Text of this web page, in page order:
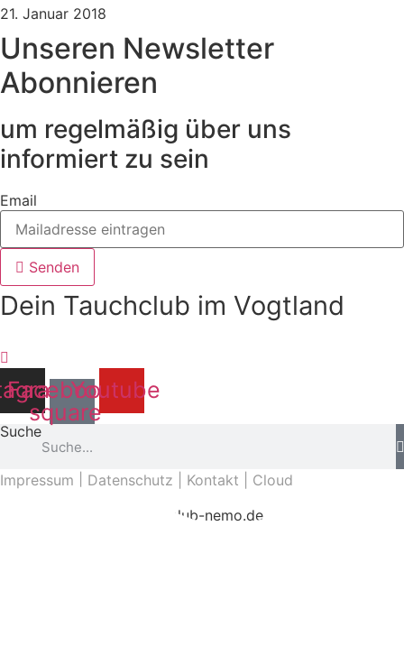
21. Januar 2018
Unseren Newsletter
Abonnieren
um regelmäßig über uns
informiert zu sein
Email
Senden
Dein Tauchclub im Vogtland
Facebook-
square
Youtube
Suche
Impressum Datenschutz Kontakt
Cloud
Copyright © 2026 tauchclub-nemo.de